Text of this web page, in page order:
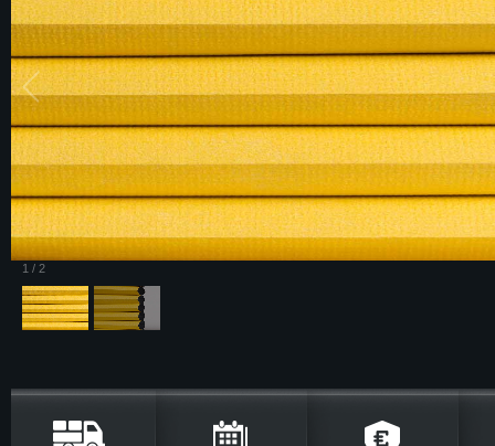
1 / 2